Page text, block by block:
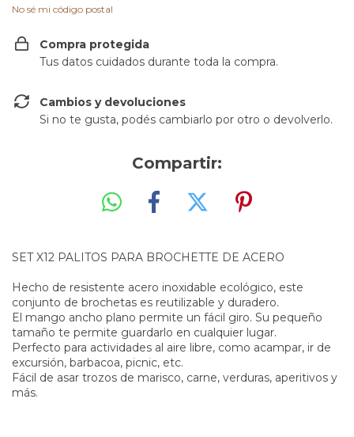
No sé mi código postal
Compra protegida
Tus datos cuidados durante toda la compra.
Cambios y devoluciones
Si no te gusta, podés cambiarlo por otro o devolverlo.
Compartir:
SET X12 PALITOS PARA BROCHETTE DE ACERO
Hecho de resistente acero inoxidable ecológico, este
conjunto de brochetas es reutilizable y duradero.
El mango ancho plano permite un fácil giro. Su pequeño
tamaño te permite guardarlo en cualquier lugar.
Perfecto para actividades al aire libre, como acampar, ir de
excursión, barbacoa, picnic, etc.
Fácil de asar trozos de marisco, carne, verduras, aperitivos y
más.